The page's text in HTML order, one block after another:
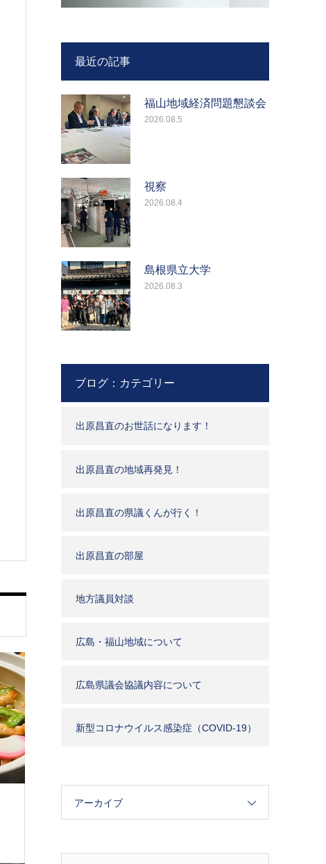
最近の記事
福山地域経済問題懇談会
2026.08.5
視察
2026.08.4
島根県立大学
2026.08.3
ブログ：カテゴリー
出原昌直のお世話になります！
出原昌直の地域再発見！
出原昌直の県議くんが行く！
出原昌直の部屋
地方議員対談
広島・福山地域について
広島県議会協議内容について
新型コロナウイルス感染症（COVID-19）
アーカイブ